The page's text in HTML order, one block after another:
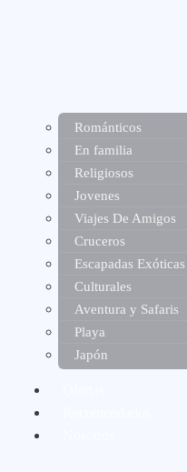
Románticos
En familia
Religiosos
Jovenes
Viajes De Amigos
Cruceros
Escapadas Exóticas
Culturales
Aventura y Safaris
Playa
Japón